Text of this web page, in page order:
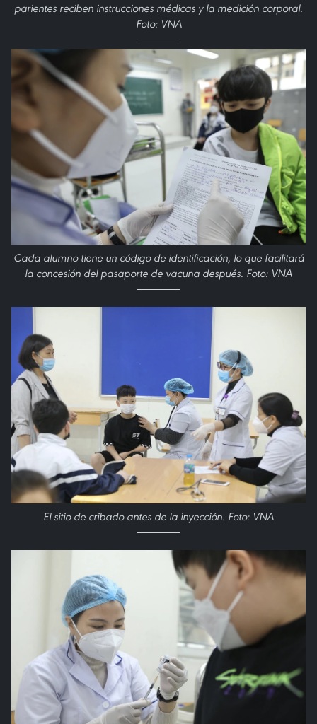
parientes reciben instrucciones médicas y la medición corporal.
Foto: VNA
Cada alumno tiene un código de identificación, lo que facilitará
la concesión del pasaporte de vacuna después. Foto: VNA
El sitio de cribado antes de la inyección. Foto: VNA